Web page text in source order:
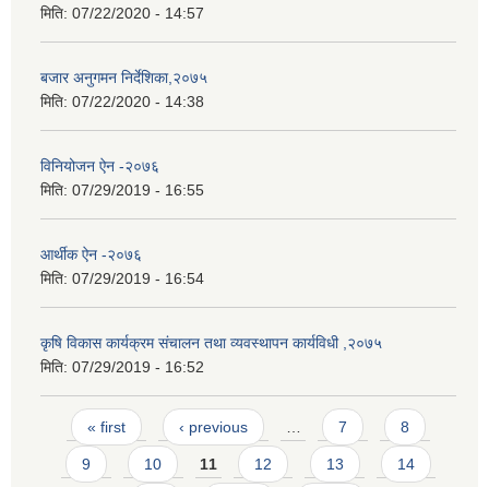
मिति: 07/22/2020 - 14:57
बजार अनुगमन निर्देशिका,२०७५
मिति: 07/22/2020 - 14:38
विनियोजन ऐन -२०७६
मिति: 07/29/2019 - 16:55
आर्थीक ऐन -२०७६
मिति: 07/29/2019 - 16:54
कृषि विकास कार्यक्रम संचालन तथा व्यवस्थापन कार्यविधी ,२०७५
मिति: 07/29/2019 - 16:52
Pages
« first ‹ previous 7 8
9 10 11 12 13 14